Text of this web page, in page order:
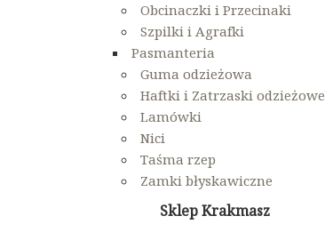
Obcinaczki i Przecinaki
Szpilki i Agrafki
Pasmanteria
Guma odzieżowa
Haftki i Zatrzaski odzieżowe
Lamówki
Nici
Taśma rzep
Zamki błyskawiczne
Sklep Krakmasz